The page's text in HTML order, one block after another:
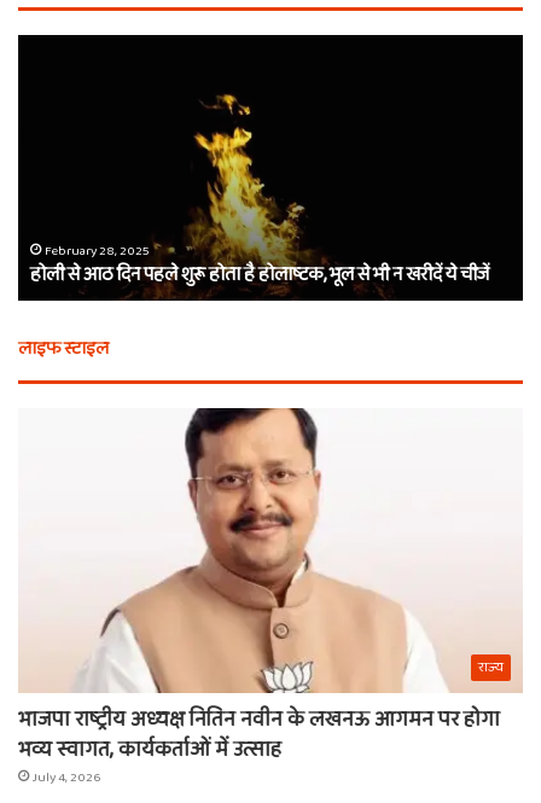
भूल से भी न खरीदें ये चीजें
का
दान…
कौन
थे
बर्बरीक,
खाटू
वाले
का
नाम
February 28, 2025
एक वचन, तीन बाण और शीश का दान…
वाले श्याम का नाम
लाइफ स्टाइल
राज्य
भाजपा राष्ट्रीय अध्यक्ष नितिन नवीन के लखनऊ आगमन पर होगा
भव्य स्वागत, कार्यकर्ताओं में उत्साह
July 4, 2026